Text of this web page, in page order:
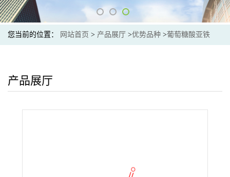
您当前的位置： 网站首页 > 产品展厅 >优势品种 >葡萄糖酸亚铁
产品展厅